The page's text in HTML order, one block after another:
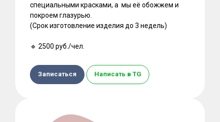
специальными красками, а мы её обожжем и
покроем глазурью.
(Срок изготовление изделия до 3 недель)
🔹 2500 руб./чел.
Записаться Написать в TG